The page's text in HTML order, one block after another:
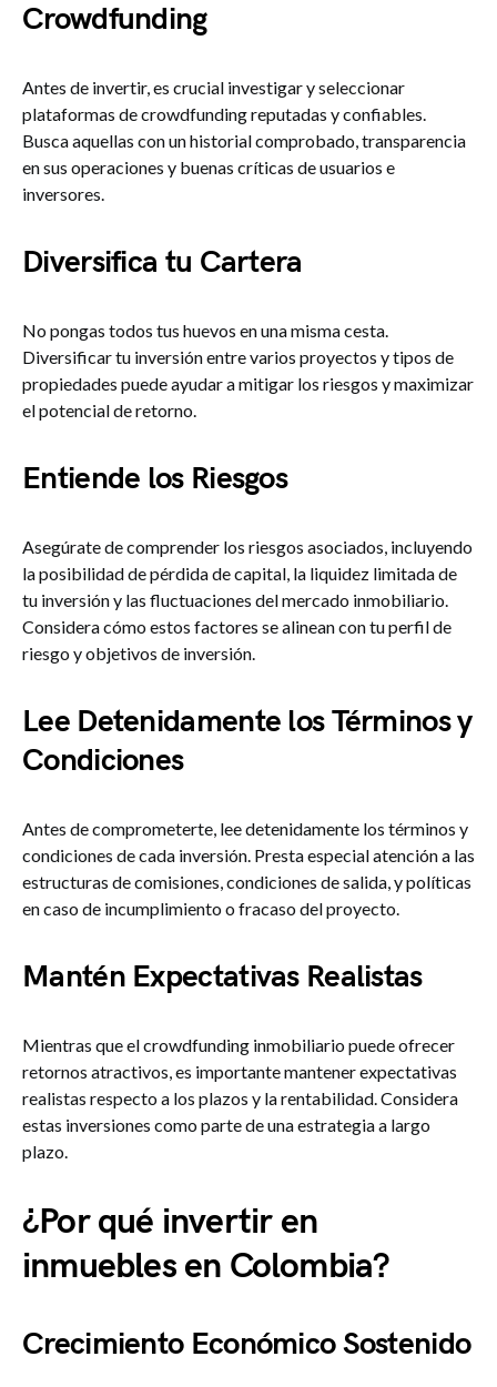
Crowdfunding
Antes de invertir, es crucial investigar y seleccionar
plataformas de crowdfunding reputadas y confiables.
Busca aquellas con un historial comprobado, transparencia
en sus operaciones y buenas críticas de usuarios e
inversores.
Diversifica tu Cartera
No pongas todos tus huevos en una misma cesta.
Diversificar tu inversión entre varios proyectos y tipos de
propiedades puede ayudar a mitigar los riesgos y maximizar
el potencial de retorno.
Entiende los Riesgos
Asegúrate de comprender los riesgos asociados, incluyendo
la posibilidad de pérdida de capital, la liquidez limitada de
tu inversión y las fluctuaciones del mercado inmobiliario.
Considera cómo estos factores se alinean con tu perfil de
riesgo y objetivos de inversión.
Lee Detenidamente los Términos y
Condiciones
Antes de comprometerte, lee detenidamente los términos y
condiciones de cada inversión. Presta especial atención a las
estructuras de comisiones, condiciones de salida, y políticas
en caso de incumplimiento o fracaso del proyecto.
Mantén Expectativas Realistas
Mientras que el crowdfunding inmobiliario puede ofrecer
retornos atractivos, es importante mantener expectativas
realistas respecto a los plazos y la rentabilidad. Considera
estas inversiones como parte de una estrategia a largo
plazo.
¿Por qué invertir en
inmuebles en Colombia?
Crecimiento Económico Sostenido